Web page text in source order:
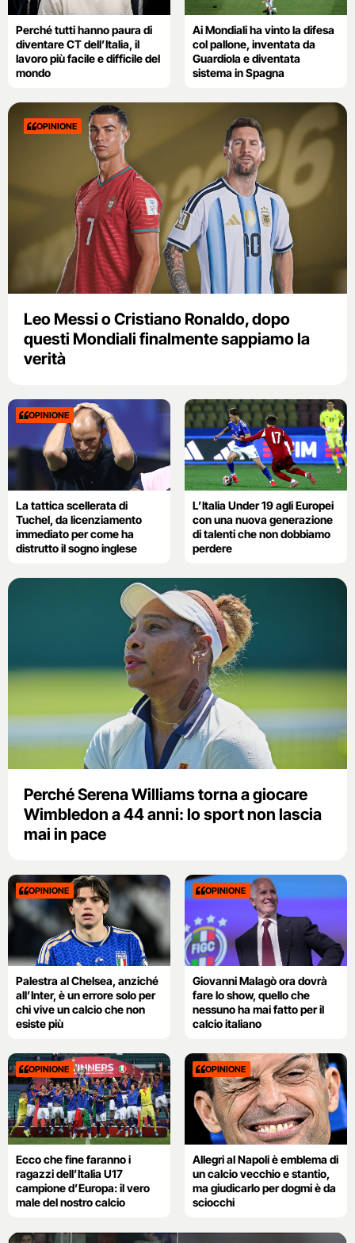
Perché tutti hanno paura di
diventare CT dell’Italia, il
lavoro più facile e difficile del
mondo
Ai Mondiali ha vinto la difesa
col pallone, inventata da
Guardiola e diventata
sistema in Spagna
OPINIONE
Leo Messi o Cristiano Ronaldo, dopo
questi Mondiali finalmente sappiamo la
verità
OPINIONE
La tattica scellerata di
Tuchel, da licenziamento
immediato per come ha
distrutto il sogno inglese
L’Italia Under 19 agli Europei
con una nuova generazione
di talenti che non dobbiamo
perdere
Perché Serena Williams torna a giocare
Wimbledon a 44 anni: lo sport non lascia
mai in pace
OPINIONE
Palestra al Chelsea, anziché
all’Inter, è un errore solo per
chi vive un calcio che non
esiste più
OPINIONE
Giovanni Malagò ora dovrà
fare lo show, quello che
nessuno ha mai fatto per il
calcio italiano
OPINIONE
Ecco che fine faranno i
ragazzi dell’Italia U17
campione d’Europa: il vero
male del nostro calcio
OPINIONE
Allegri al Napoli è emblema di
un calcio vecchio e stantio,
ma giudicarlo per dogmi è da
sciocchi